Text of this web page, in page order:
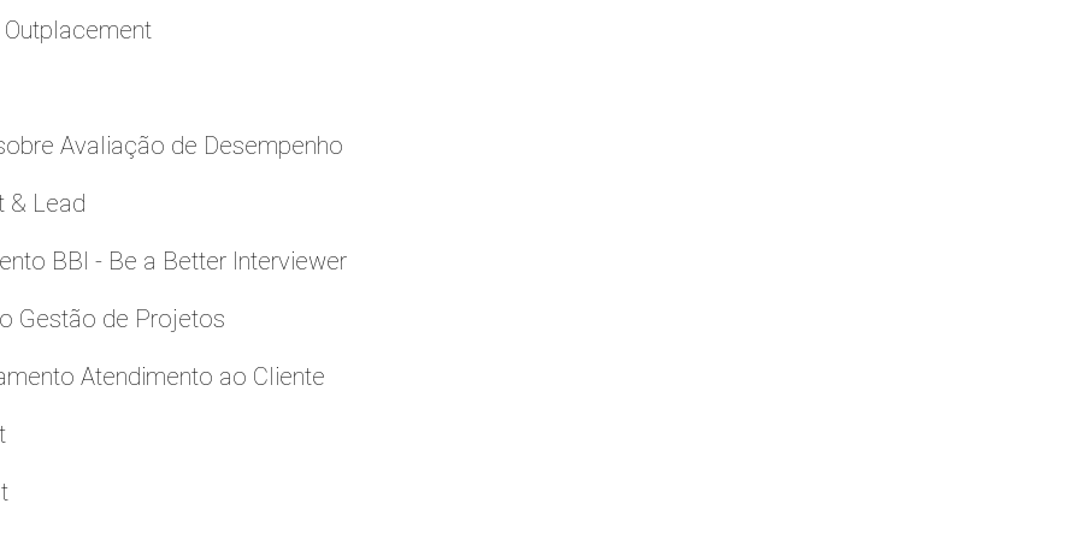
Avaliação de Desempenho
& Lead
BBI - Be a Better Interviewer
Gestão de Projetos
Atendimento ao Cliente